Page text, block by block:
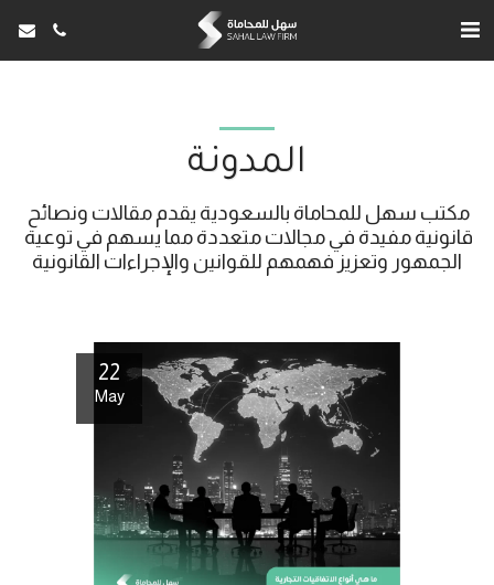
المدونة
الجمهور وتعزيز فهمهم للقوانين والإجراءات القانونية
22
May